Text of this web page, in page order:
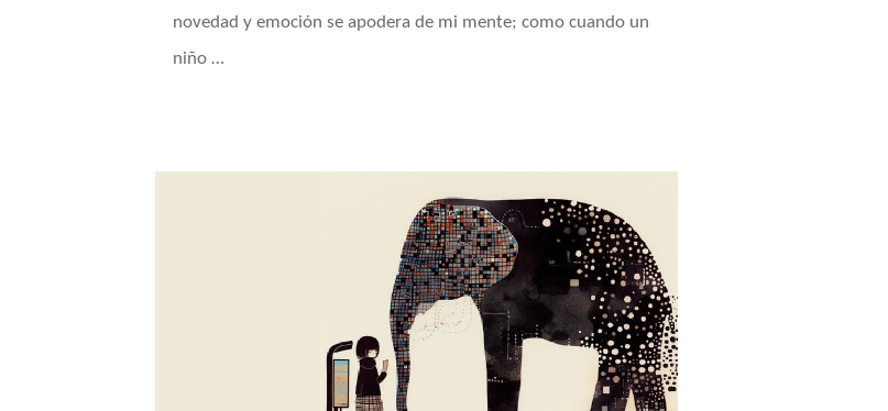
novedad y emoción se apodera de mi mente; como cuando un
niño …